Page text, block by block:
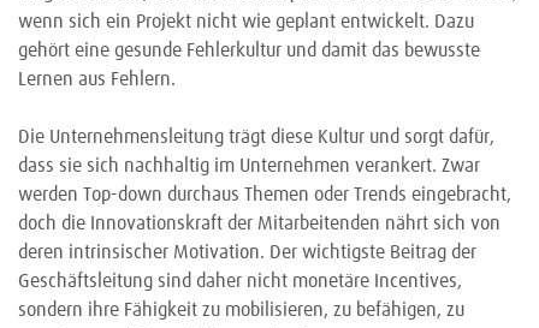
wenn sich ein Projekt nicht wie geplant entwickelt. Dazu
gehört eine gesunde Fehlerkultur und damit das bewusste
Lernen aus Fehlern.
Die Unternehmensleitung trägt diese Kultur und sorgt dafür,
dass sie sich nachhaltig im Unternehmen verankert. Zwar
werden Top-down durchaus Themen oder Trends eingebracht,
doch die Innovationskraft der Mitarbeitenden nährt sich von
deren intrinsischer Motivation. Der wichtigste Beitrag der
Geschäftsleitung sind daher nicht monetäre Incentives,
sondern ihre Fähigkeit zu mobilisieren, zu befähigen, zu